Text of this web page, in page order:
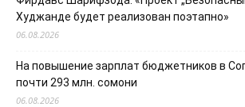
Худжанде будет реализован поэтапно»
06.08.2026
На повышение зарплат бюджетников в
почти 293 млн. сомони
06.08.2026